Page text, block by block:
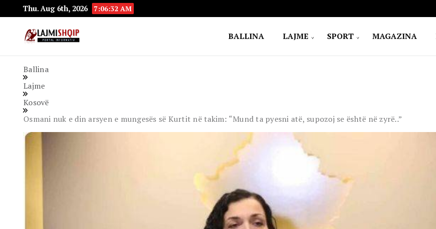
Thu. Aug 6th, 2026 7:06:33 AM
BALLINA LAJME SPORT MAGAZINA
Ballina
Lajme
Kosovë
Osmani nuk e din arsyen e mungesës së Kurtit në takim: “Mund ta pyesni atë, supozoj se është në zyrë..”